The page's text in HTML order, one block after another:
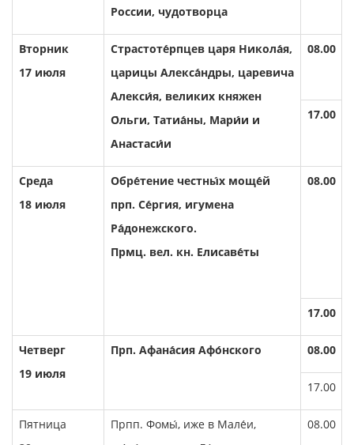
России, чудотворца
Вторник
17 июля
Страстоте́рпцев царя Никола́я,
царицы Алекса́ндры, царевича
Алекси́я, великих княжен
О́льги, Татиа́ны, Мари́и и
Анастаси́и
08.00
17.00
Среда
18 июля
Обре́тение честны́х моще́й
прп. Се́ргия, игумена
Ра́донежского.
Прмц. вел. кн. Елисаве́ты
08.00
17.00
Четверг
19 июля
Прп. Афана́сия Афо́нского 08.00
17.00
Пятница
Прпп. Фомы́, иже в Мале́и,
08.00